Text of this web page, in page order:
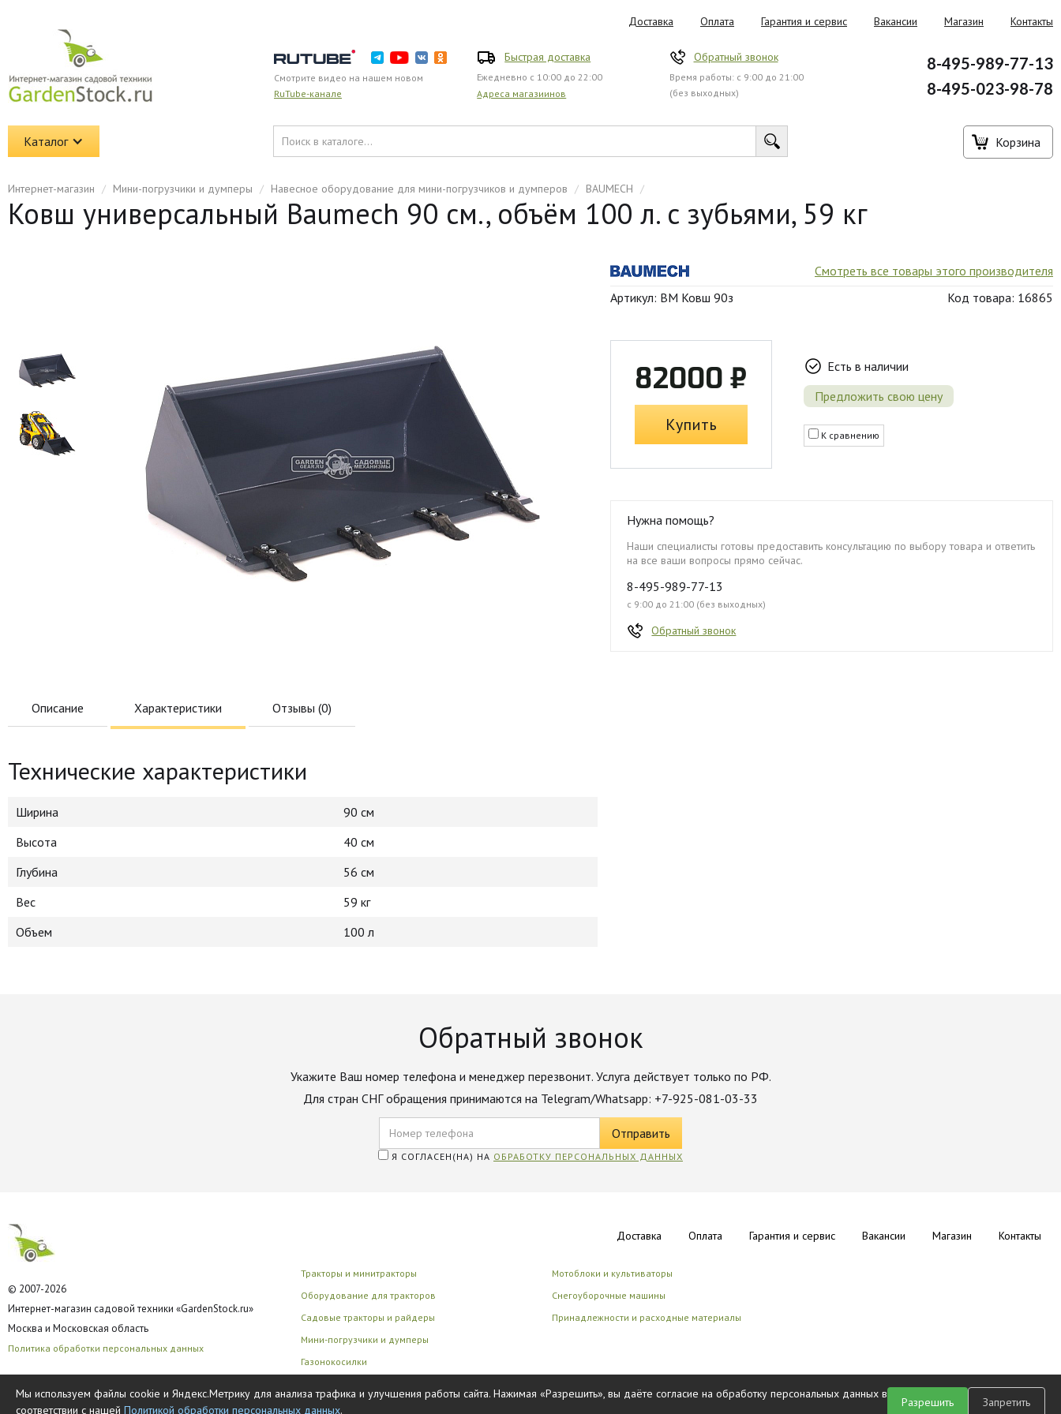
Доставка Оплата Гарантия и сервис Вакансии Магазин Контакты
Смотрите видео на нашем новом
RuTube-канале
Быстрая доставка
Ежедневно с 10:00 до 22:00
Адреса магазиинов
Обратный звонок
Время работы: с 9:00 до 21:00
(без выходных)
8-495-989-77-13
8-495-023-98-78
Каталог Корзина
Интернет-магазин / Мини-погрузчики и думперы / Навесное оборудование для мини-погрузчиков и думперов / BAUMECH /
Ковш универсальный Baumech 90 см., объём 100 л. с зубьями, 59 кг
Смотреть все товары этого производителя
Артикул: BM Ковш 90з
Код товара: 16865
82000 ₽
Купить
Есть в наличии
Предложить свою цену
К сравнению
Нужна помощь?
Наши специалисты готовы предоставить консультацию по выбору товара и ответить
на все ваши вопросы прямо сейчас.
8-495-989-77-13
с 9:00 до 21:00 (без выходных)
Обратный звонок
Описание Характеристики Отзывы (0)
Технические характеристики
Ширина
90 см
Высота
40 см
Глубина
56 см
Вес
59 кг
Объем
100 л
Обратный звонок
Укажите Ваш номер телефона и менеджер перезвонит. Услуга действует только по РФ.
Для стран СНГ обращения принимаются на Telegram/Whatsapp: +7-925-081-03-33
Я СОГЛАСЕН(НА) НА ОБРАБОТКУ ПЕРСОНАЛЬНЫХ ДАННЫХ
© 2007-2026
Интернет-магазин садовой техники «GardenStock.ru»
Москва и Московская область
Политика обработки персональных данных
Доставка Оплата Гарантия и сервис Вакансии Магазин Контакты
Тракторы и минитракторы
Оборудование для тракторов
Садовые тракторы и райдеры
Мини-погрузчики и думперы
Газонокосилки
Мотоблоки и культиваторы
Снегоуборочные машины
Принадлежности и расходные материалы
Мы используем файлы cookie и Яндекс.Метрику для анализа трафика и улучшения работы сайта. Нажимая «Разрешить», вы даёте согласие на обработку персональных данных в
соответствии с нашей Политикой обработки персональных данных.
Разрешить Запретить